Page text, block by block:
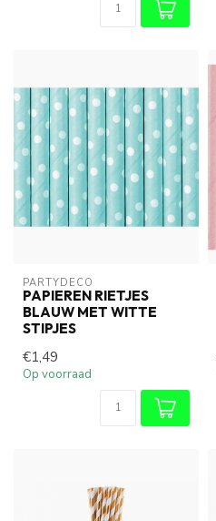
PARTYDECO
PAPIEREN RIETJES
BLAUW MET WITTE
STIPJES
€1,49
Op voorraad